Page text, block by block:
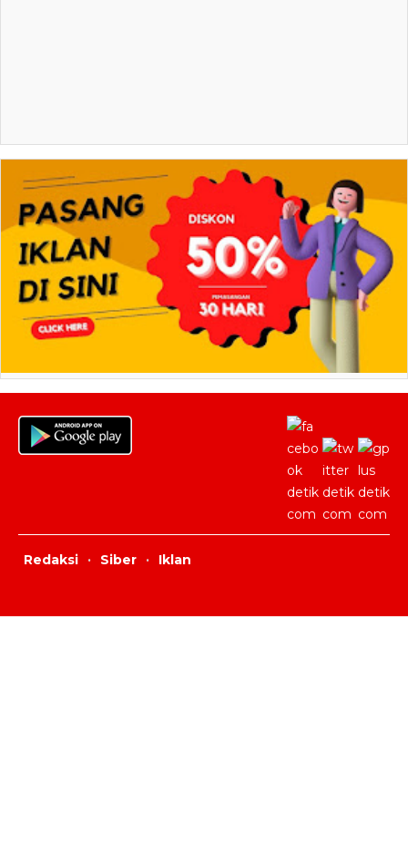
Redaksi · Siber · Iklan